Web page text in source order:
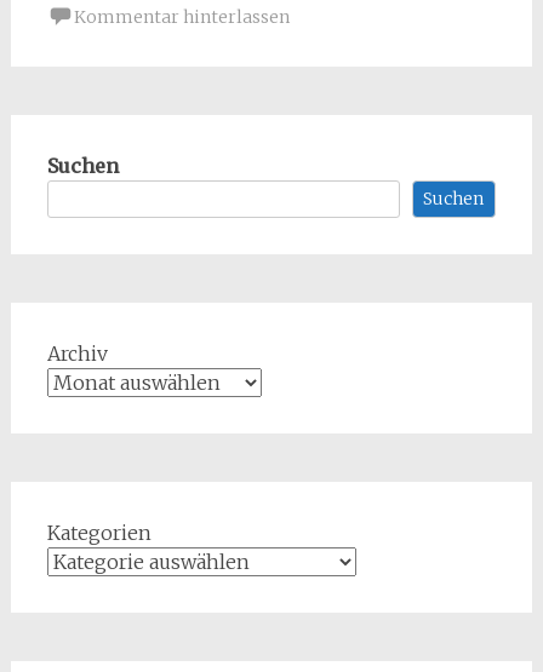
Kommentar hinterlassen
Suchen
Suchen
Archiv
Kategorien